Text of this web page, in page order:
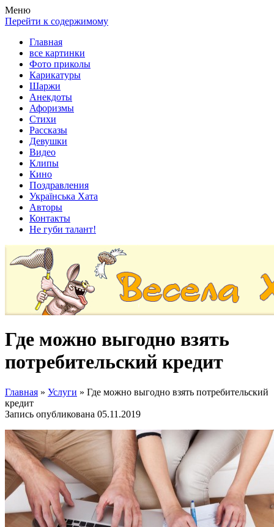
Весела хата — прикольные картинки, смешные истории,
клипы!
Покажем всем ваши фото приколы, карикатуры, шаржи, стихи,
рассказы, видео и песни!
Меню
Перейти к содержимому
Главная
все картинки
Фото приколы
Карикатуры
Шаржи
Анекдоты
Афоризмы
Стихи
Рассказы
Девушки
Видео
Клипы
Кино
Поздравления
Українська Хата
Авторы
Контакты
Не губи талант!
Где можно выгодно взять
потребительский кредит
Главная » Услуги » Где можно выгодно взять потребительский
кредит
Запись опубликована 05.11.2019